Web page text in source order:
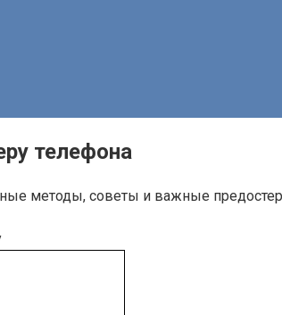
телефона
методы, советы и важные